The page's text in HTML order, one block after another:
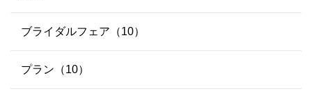
ブライダルフェア（10）
プラン（10）